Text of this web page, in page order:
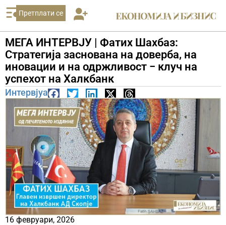
Претплати се
МЕГА ИНТЕРВЈУ | Фатих Шахбаз:
Стратегија заснована на доверба, на
иновации и на одржливост − клуч на
успехот на Халкбанк
Интервјуа
16 февруари, 2026